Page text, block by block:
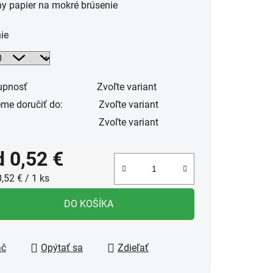
papier na mokré brúsenie
Zvoľte variant
doručiť do:
Zvoľte variant
Zvoľte variant
0,52 €
cena:
€ / 1 ks
DO KOŠÍKA
Opýtať sa Zdieľať